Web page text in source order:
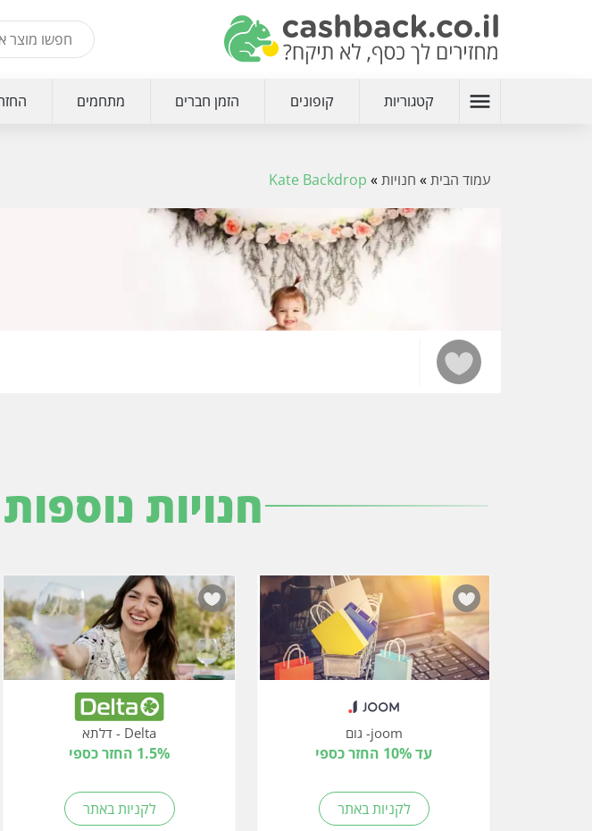
menu קטגוריות קופונים הזמן חברים מתחמים
עמוד הבית» חנויות»
Kate Backdrop
חנויות
joom- גום
עד 10% החזר כספי
לקניות באתר
Delta - דלתא
1.5% החזר כספי
לקניות באתר